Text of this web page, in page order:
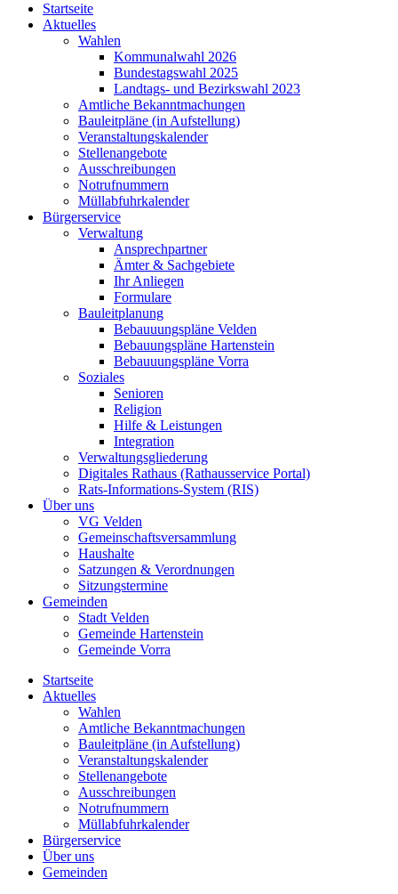
Startseite
Aktuelles
Wahlen
Kommunalwahl 2026
Bundestagswahl 2025
Landtags- und Bezirkswahl 2023
Amtliche Bekanntmachungen
Bauleitpläne (in Aufstellung)
Veranstaltungskalender
Stellenangebote
Ausschreibungen
Notrufnummern
Müllabfuhrkalender
Bürgerservice
Verwaltung
Ansprechpartner
Ämter & Sachgebiete
Ihr Anliegen
Formulare
Bauleitplanung
Bebauuungspläne Velden
Bebauungspläne Hartenstein
Bebauuungspläne Vorra
Soziales
Senioren
Religion
Hilfe & Leistungen
Integration
Verwaltungsgliederung
Digitales Rathaus (Rathausservice Portal)
Rats-Informations-System (RIS)
Über uns
VG Velden
Gemeinschaftsversammlung
Haushalte
Satzungen & Verordnungen
Sitzungstermine
Gemeinden
Stadt Velden
Gemeinde Hartenstein
Gemeinde Vorra
Startseite
Aktuelles
Wahlen
Amtliche Bekanntmachungen
Bauleitpläne (in Aufstellung)
Veranstaltungskalender
Stellenangebote
Ausschreibungen
Notrufnummern
Müllabfuhrkalender
Bürgerservice
Über uns
Gemeinden